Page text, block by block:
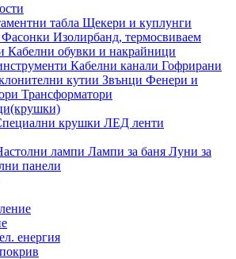
табла Щекери и куплунги
Фасонки Изолирбанд, термосвиваем
Кабелни обувки и накрайници
Кабелни канали Гофрирани
кутии Звънци Фенери и
Трансформатори
крушки ЛЕД ленти
лампи Лампи за баня Луни за
панели
енергия